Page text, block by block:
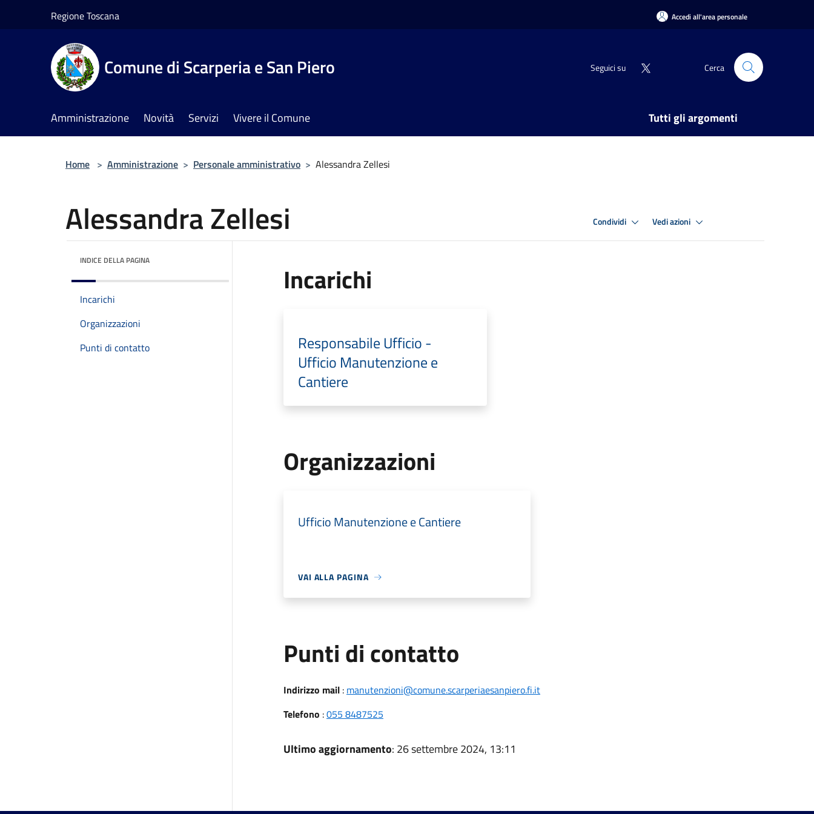
Regione Toscana Accedi all'area personale
Comune di Scarperia e San Piero Seguici su Cerca
Amministrazione Novità Servizi Vivere il Comune Tutti gli argomenti
Home > Amministrazione > Personale amministrativo > Alessandra Zellesi
Alessandra Zellesi Condividi Vedi azioni
INDICE DELLA PAGINA
Incarichi
Organizzazioni
Punti di contatto
Incarichi
Responsabile Ufficio -
Ufficio Manutenzione e
Cantiere
Organizzazioni
Ufficio Manutenzione e Cantiere
VAI ALLA PAGINA
Punti di contatto
Indirizzo mail: manutenzioni@comune.scarperiaesanpiero.fi.it
Telefono :055 8487525
Ultimo aggiornamento: 26 settembre 2024, 13:11